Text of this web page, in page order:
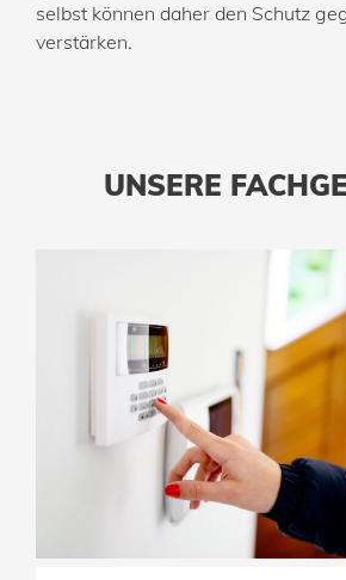
selbst können daher den Schutz
verstärken.
UNSERE